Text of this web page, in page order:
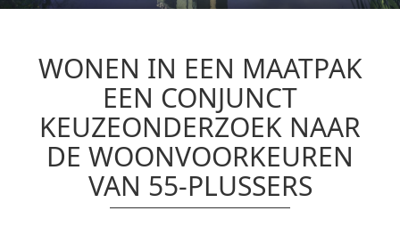
WONEN IN EEN MAATPAK
EEN CONJUNCT
KEUZEONDERZOEK NAAR
DE WOONVOORKEUREN
VAN 55-PLUSSERS